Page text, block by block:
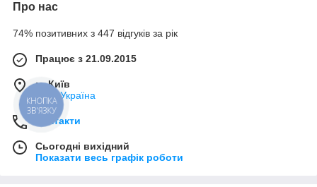
Про нас
74% позитивних з 447 відгуків за рік
Працює з 21.09.2015
м. Київ
Київ, Україна
Контакти
Сьогодні вихідний
Показати весь графік роботи
КНОПКА
ЗВ'ЯЗКУ